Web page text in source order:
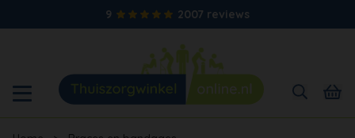
9 2007 reviews